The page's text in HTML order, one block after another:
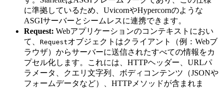
に準拠しているため、UvicornやHypercornのような
ASGIサーバーとシームレスに連携できます。
Request: Webアプリケーションのコンテキストにおい
て、 Requestオブジェクトはクライアント（例：Webブ
ラウザ）からサーバーに送信されたすべての情報をカ
プセル化します。これには、HTTPヘッダー、URLパ
ラメータ、クエリ文字列、ボディコンテンツ（JSONや
フォームデータなど）、HTTPメソッドが含まれま